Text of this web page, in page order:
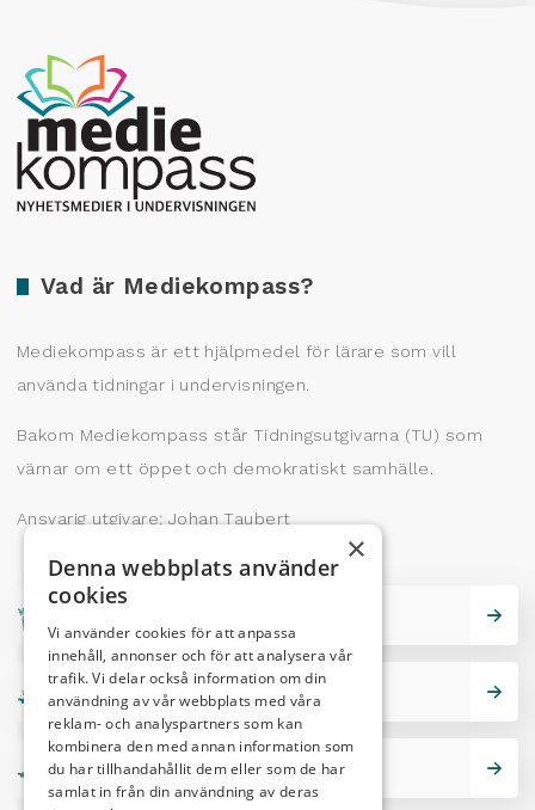
Vad är Mediekompass?
Mediekompass är ett hjälpmedel för lärare som vill
använda tidningar i undervisningen.
Bakom Mediekompass står Tidningsutgivarna (TU) som
värnar om ett öppet och demokratiskt samhälle.
Ansvarig utgivare: Johan Taubert
Lektionstips
Nutidskryss
Producerad av Gota Media Brand Studio
×
Denna webbplats använder
cookies
Vi använder cookies för att anpassa
innehåll, annonser och för att analysera vår
trafik. Vi delar också information om din
användning av vår webbplats med våra
reklam- och analyspartners som kan
kombinera den med annan information som
du har tillhandahållit dem eller som de har
samlat in från din användning av deras